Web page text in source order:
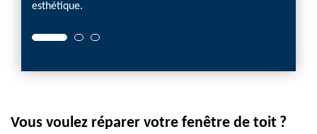
esthétique.
Vous voulez réparer votre fenêtre de toit ?